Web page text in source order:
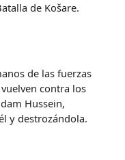
de Košare.
de las fuerzas
contra los
Hussein,
y destrozándola.